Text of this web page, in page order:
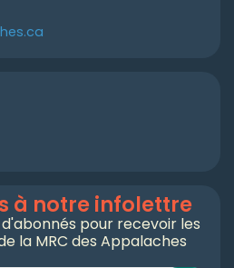
à notre infolettre
pour recevoir les
la MRC des Appalaches